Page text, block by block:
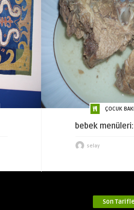
ÇOCUK
bebek
selay
Son